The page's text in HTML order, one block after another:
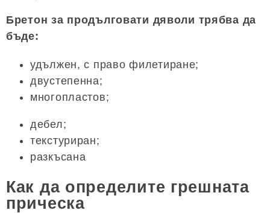
Бретон за продълговати дяволи трябва да
бъде:
удължен, с право филетиране;
двустепенна;
многопластов;
дебел;
текстуриран;
разкъсана
Как да определите грешната
прическа